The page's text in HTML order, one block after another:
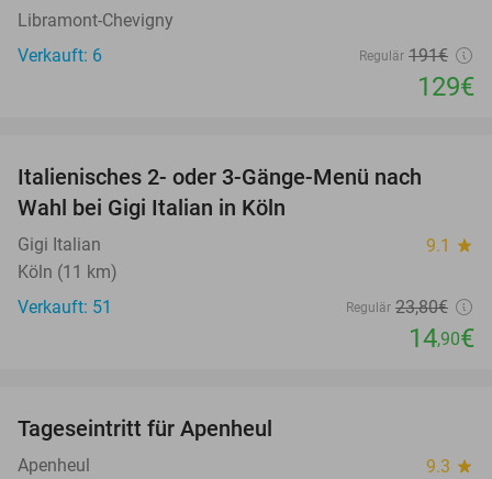
Libramont-Chevigny
Verkauft: 6
Regulär 191€
129€
Italienisches 2- oder 3-Gänge-Menü nach
Wahl bei Gigi Italian in Köln
Gigi Italian 9.1 star
Köln (11 km)
Verkauft: 51
Regulär 23,80€
14,90€
Tageseintritt für Apenheul
Apenheul 9.3 star